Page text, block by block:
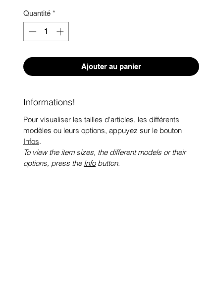
Quantité *
Ajouter au panier
Informations!
Pour visualiser les tailles d'articles, les différents
modèles ou leurs options, appuyez sur le bouton
Infos.
To view the item sizes, the different models or their
options, press the Infobutton.